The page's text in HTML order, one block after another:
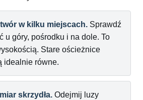
w kilku miejscach. Sprawdź
u góry, pośrodku i na dole. To
Stare ościeżnice
idealnie równe.
skrzydła. Odejmij luzy